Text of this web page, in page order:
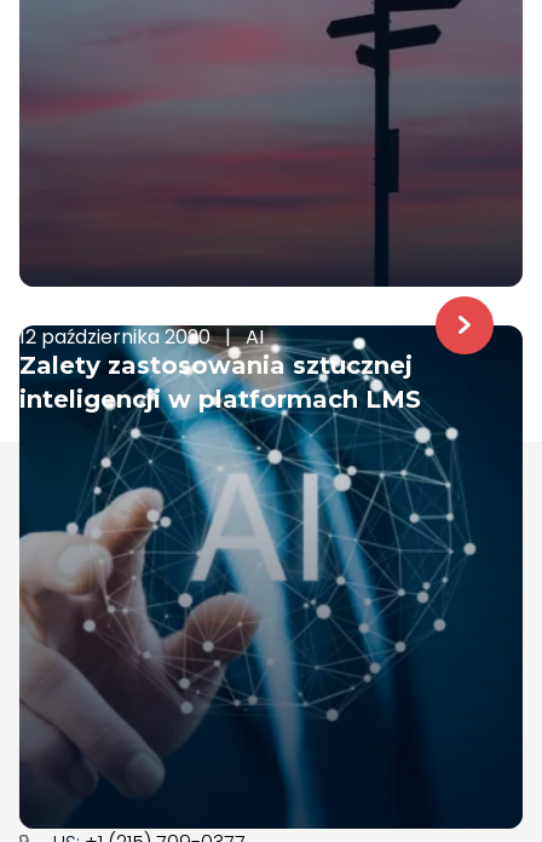
12 października 2020 | AI
Zalety zastosowania sztucznej
inteligencji w platformach LMS
Samelane to firma z siedzibą w UE, z biurami w Wielkiej
Brytanii, Polsce i Norwegii. Działamy na rynku LMSów
od 2017. Przez ten czas zdobyliśmy doświadczenie
biznesowe oraz praktyczną wiedzę w obszarze
zarządzania wiedzą. Jesteśmy gotowi, by wspomóc
Twoją firmę w cyfrowej transformacji.
CONTACT